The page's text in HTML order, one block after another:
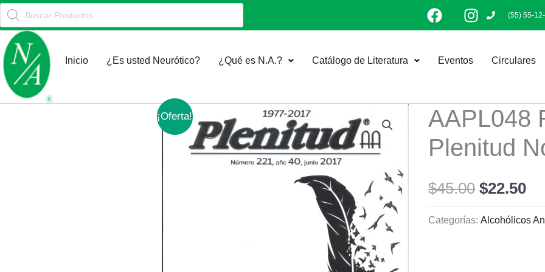
al
contenido
Products
search
F
a
e
b
k
I
n
a
a
m
(55) 55-
Inicio ¿Es usted Neurótico? ¿Qué es N.A.? Catálogo de Literatura Eventos Circulares
¡Oferta!
AAPL048
Plenitud
$45.00
Original
price
$45.00.
$22.50
Categorías:Alcohólicos